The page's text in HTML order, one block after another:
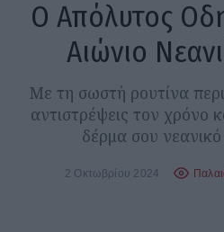
Ο Απόλυτος
Αιώνιο
Με τη σωστή ρουτίνα
αντιστρέψεις τον χρόνο
δέρμα σου
2 Οκτωβρίου 2024